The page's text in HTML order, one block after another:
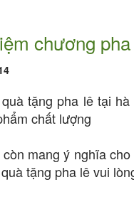
chương
tặng pha lê tại
chất lượng
mang ý nghĩa
tặng pha lê vui